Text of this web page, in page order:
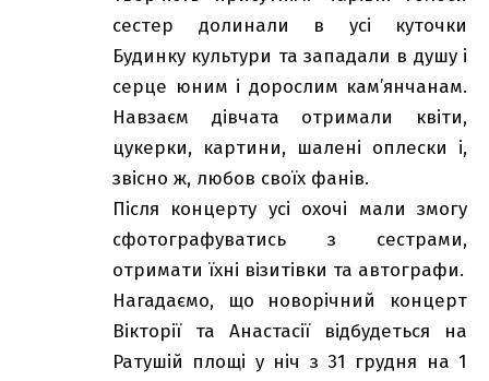
сестер долинали в усі куточки
Будинку культури та западали в душу і
серце юним і дорослим кам’янчанам.
Навзаєм дівчата отримали квіти,
цукерки, картини, шалені оплески і,
звісно ж, любов своїх фанів.
Після концерту усі охочі мали змогу
сфотографуватись з сестрами,
отримати їхні візитівки та автографи.
Нагадаємо, що новорічний концерт
Вікторії та Анастасії відбудеться на
Ратушій площі у ніч з 31 грудня на 1